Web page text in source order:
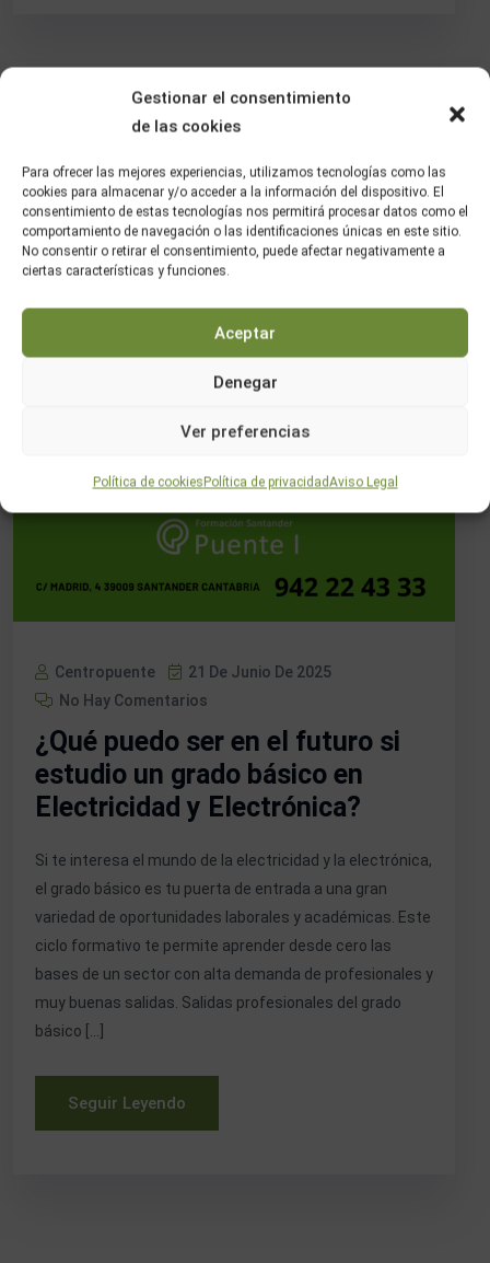
Gestionar el consentimiento
de las cookies
Para ofrecer las mejores experiencias, utilizamos tecnologías como las
cookies para almacenar y/o acceder a la información del dispositivo. El
consentimiento de estas tecnologías nos permitirá procesar datos como el
comportamiento de navegación o las identificaciones únicas en este sitio.
No consentir o retirar el consentimiento, puede afectar negativamente a
ciertas características y funciones.
Aceptar
Denegar
Ver preferencias
Política de cookiesPolítica de privacidadAviso Legal
Centropuente
21 De Junio De 2025
No Hay Comentarios
¿Qué puedo ser en el futuro si
estudio un grado básico en
Electricidad y Electrónica?
Si te interesa el mundo de la electricidad y la electrónica,
el grado básico es tu puerta de entrada a una gran
variedad de oportunidades laborales y académicas. Este
ciclo formativo te permite aprender desde cero las
bases de un sector con alta demanda de profesionales y
muy buenas salidas. Salidas profesionales del grado
básico […]
Seguir Leyendo